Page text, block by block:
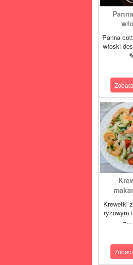
Panna
włoski
Krewetki
ryżowym
–...